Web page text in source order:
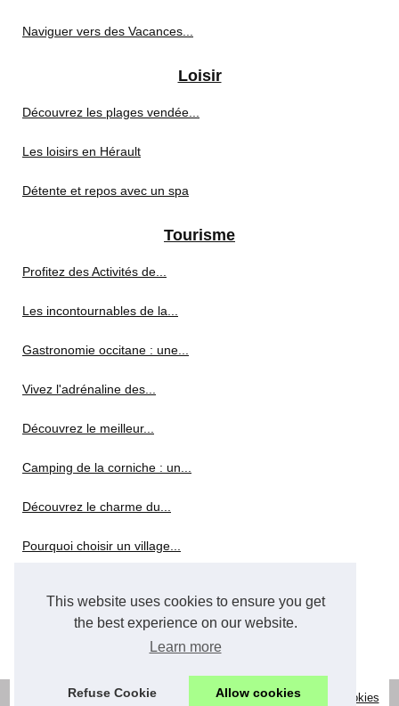
This website uses cookies to ensure you get
the best experience on our website.
Learn more
Refuse Cookie Allow cookies
Naviguer vers des Vacances...
Loisir
Découvrez les plages vendée...
Les loisirs en Hérault
Détente et repos avec un spa
Tourisme
Profitez des Activités de...
Les incontournables de la...
Gastronomie occitane : une...
Vivez l'adrénaline des...
Découvrez le meilleur...
Camping de la corniche : un...
Découvrez le charme du...
Pourquoi choisir un village...
Faustine Verneuil : un mode...
Location-herault-vacances.com|Découvrir site web Cookies